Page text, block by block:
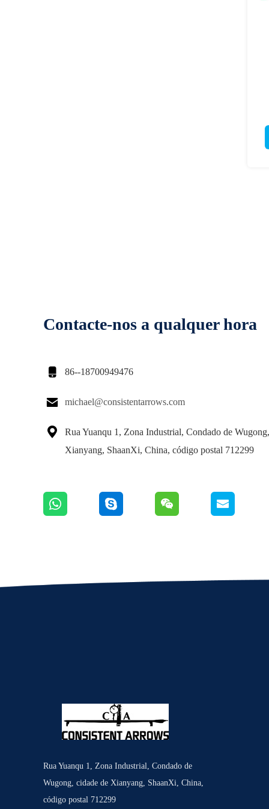
Contacte-nos a qualquer hora
 86--18700949476
 michael@consistentarrows.com

Rua Yuanqu 1, Zona Industrial, Condado de
Xianyang, ShaanXi, China, código postal 712299
Rua Yuanqu 1, Zona Industrial, Condado de
Wugong, cidade de Xianyang, ShaanXi, China,
código postal 712299